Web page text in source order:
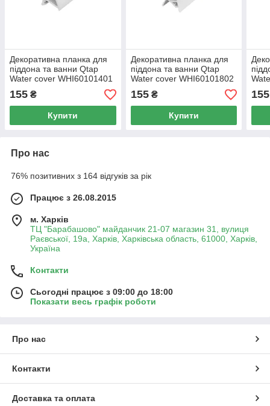
Декоративна планка для
піддона та ванни Qtap
Water cover WHI60101401
155 ₴
Купити
Декоративна планка для
піддона та ванни Qtap
Water cover WHI60101802
155₴
Купити
155
Про нас
76% позитивних з 164 відгуків за рік
Працює з 26.08.2015
м. Харків
ТЦ "Барабашово" майданчик 21-07 магазин 31, вулиця
Раєвської, 19а, Харків, Харківська область, 61000, Харків,
Україна
Контакти
Сьогодні працює з 09:00 до 18:00
Показати весь графік роботи
Про нас
Контакти
Доставка та оплата